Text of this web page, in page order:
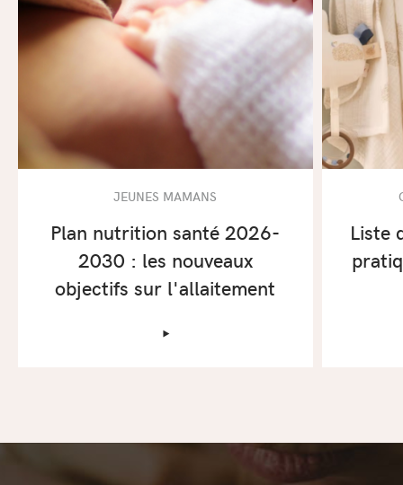
JEUNES MAMANS
Plan nutrition santé 2026-
2030 : les nouveaux
objectifs sur l'allaitement
‣
Liste